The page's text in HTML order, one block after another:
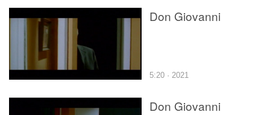
Don Giovanni
5:20 · 2021
Don Giovanni